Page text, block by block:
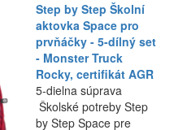
Step by Step Školní
aktovka Space pro
prvňáčky - 5-dílný set
- Monster Truck
Rocky, certifikát AGR
5-dielna súprava
Školské potreby Step
by Step Space pre